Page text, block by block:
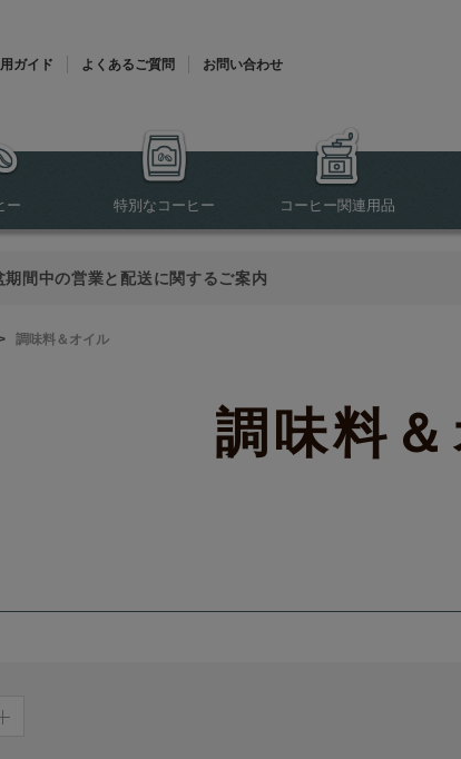
ガイド よくあるご質問
お問い合わせ
ー 特別なコーヒー コーヒー関連用品
期間中の営業と配送に関するご案内
調味料＆オイル
調味料